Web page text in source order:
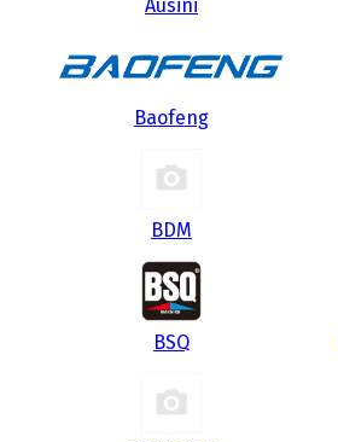
Ausini
Baofeng
BDM
BSQ